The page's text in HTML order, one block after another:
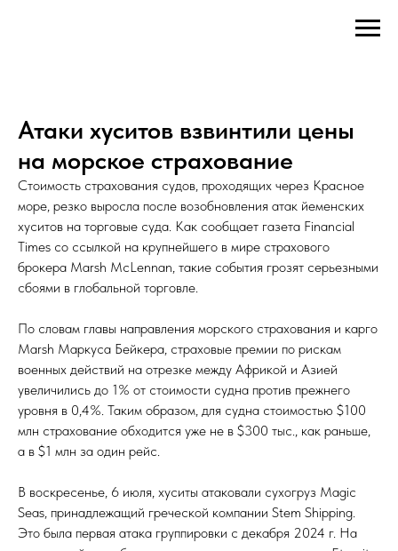
Атаки хуситов взвинтили цены
на морское страхование
Стоимость страхования судов, проходящих через Красное
море, резко выросла после возобновления атак йеменских
хуситов на торговые суда. Как сообщает газета Financial
Times со ссылкой на крупнейшего в мире страхового
брокера Marsh McLennan, такие события грозят серьезными
сбоями в глобальной торговле.
По словам главы направления морского страхования и карго
Marsh Маркуса Бейкера, страховые премии по рискам
военных действий на отрезке между Африкой и Азией
увеличились до 1% от стоимости судна против прежнего
уровня в 0,4%. Таким образом, для судна стоимостью $100
млн страхование обходится уже не в $300 тыс., как раньше,
а в $1 млн за один рейс.
В воскресенье, 6 июля, хуситы атаковали сухогруз Magic
Seas, принадлежащий греческой компании Stem Shipping.
Это была первая атака группировки с декабря 2024 г. На